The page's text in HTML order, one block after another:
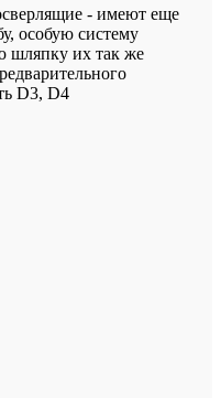
- имеют еще
особую систему
шляпку их так же
D3, D4